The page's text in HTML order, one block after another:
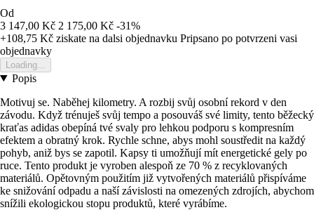
Od
3 147,00 Kč 2 175,00 Kč -31%
+108,75 Kč ziskate na dalsi objednavku Pripsano po potvrzeni vasi
objednavky
Loading...
Popis
Motivuj se. Naběhej kilometry. A rozbij svůj osobní rekord v den
závodu. Když trénuješ svůj tempo a posouváš své limity, tento běžecký
kraťas adidas obepíná tvé svaly pro lehkou podporu s kompresním
efektem a obratný krok. Rychle schne, abys mohl soustředit na každý
pohyb, aniž bys se zapotil. Kapsy ti umožňují mít energetické gely po
ruce. Tento produkt je vyroben alespoň ze 70 % z recyklovaných
materiálů. Opětovným použitím již vytvořených materiálů přispíváme
ke snižování odpadu a naší závislosti na omezených zdrojích, abychom
snížili ekologickou stopu produktů, které vyrábíme.